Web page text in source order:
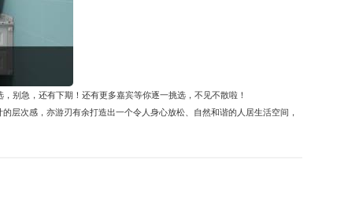
别急，还有下期！还有更多嘉宾等你逐一挑选，不见不散啦！
层次感，亦游刃有余打造出一个令人身心放松、自然和谐的人居生活空间，